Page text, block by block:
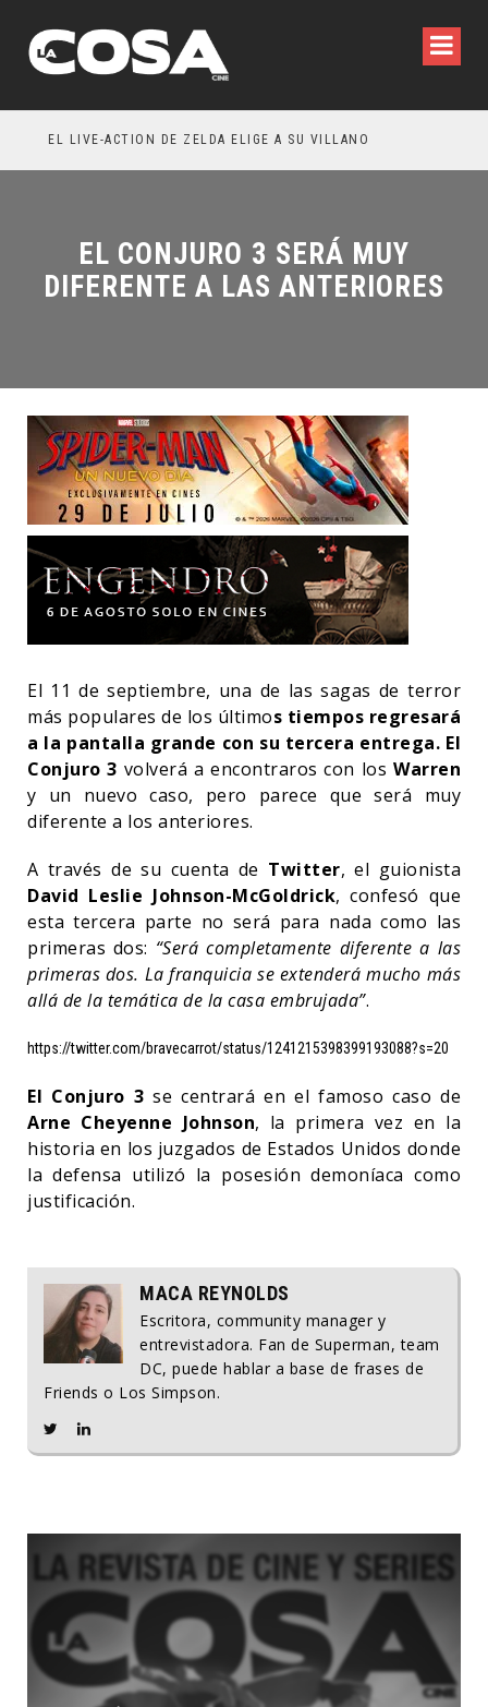
EL LIVE-ACTION DE ZELDA ELIGE A SU VILLANO
EL CONJURO 3 SERÁ MUY
DIFERENTE A LAS ANTERIORES
El 11 de septiembre, una de las sagas de terror
más populares de los últimos tiempos regresará
a la pantalla grande con su tercera entrega. El
Conjuro 3 volverá a encontraros con losWarren
y un nuevo caso, pero parece que será muy
diferente a los anteriores.
A través de su cuenta de Twitter, el guionista
David Leslie Johnson-McGoldrick, confesó que
esta tercera parte no será para nada como las
primeras dos: “Será completamente diferente a las
primeras dos. La franquicia se extenderá mucho más
allá de la temática de la casa embrujada”.
https://twitter.com/bravecarrot/status/1241215398399193088?s=20
El Conjuro 3 se centrará en el famoso caso de
Arne Cheyenne Johnson, la primera vez en la
historia en los juzgados de Estados Unidos donde
la defensa utilizó la posesión demoníaca como
justificación.
MACA REYNOLDS
Escritora, community manager y
entrevistadora. Fan de Superman, team
DC, puede hablar a base de frases de
Friends o Los Simpson.